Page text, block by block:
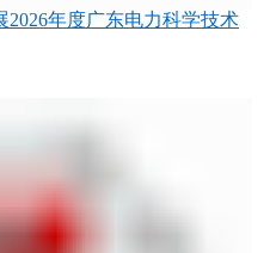
2026年度广东电力科学技术